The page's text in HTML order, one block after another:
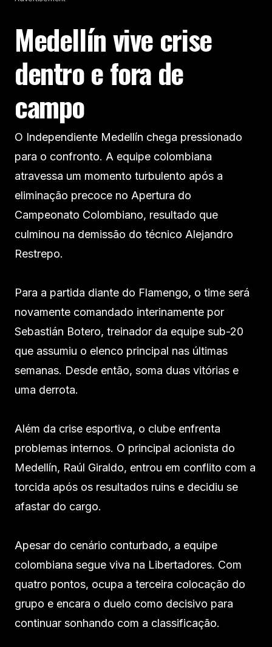
Medellín vive crise
dentro e fora de
campo
O Independiente Medellín chega pressionado
para o confronto. A equipe colombiana
atravessa um momento turbulento após a
eliminação precoce no Apertura do
Campeonato Colombiano, resultado que
culminou na demissão do técnico Alejandro
Restrepo.
Para a partida diante do Flamengo, o time será
novamente comandado interinamente por
Sebastián Botero, treinador da equipe sub-20
que assumiu o elenco principal nas últimas
semanas. Desde então, soma duas vitórias e
uma derrota.
Além da crise esportiva, o clube enfrenta
problemas internos. O principal acionista do
Medellín, Raúl Giraldo, entrou em conflito com a
torcida após os resultados ruins e decidiu se
afastar do cargo.
Apesar do cenário conturbado, a equipe
colombiana segue viva na Libertadores. Com
quatro pontos, ocupa a terceira colocação do
grupo e encara o duelo como decisivo para
continuar sonhando com a classificação.